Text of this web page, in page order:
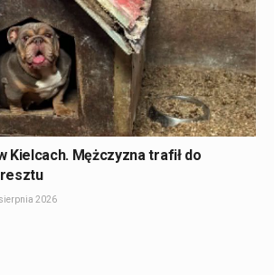
Kielcach. Mężczyzna trafił do
2026